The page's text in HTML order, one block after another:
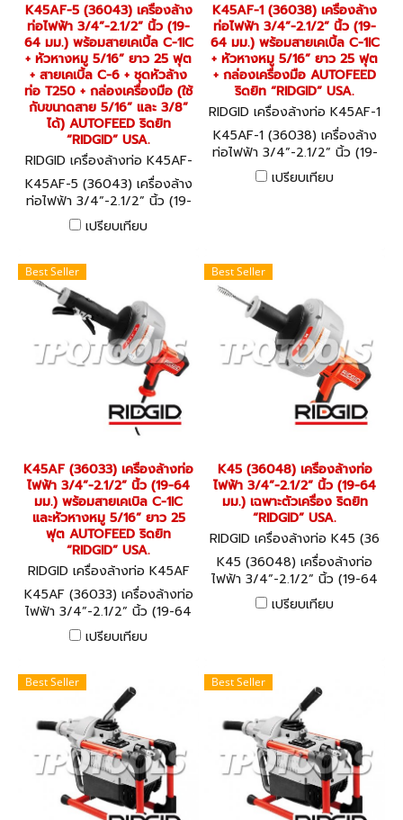
K45AF-5 (36043) เครื่องล้าง
ท่อไฟฟ้า 3/4”-2.1/2” นิ้ว (19-
64 มม.) พร้อมสายเคเบิ้ล C-1IC
+ หัวหางหมู 5/16” ยาว 25 ฟุต
+ สายเคเบิ้ล C-6 + ชุดหัวล้าง
ท่อ T250 + กล่องเครื่องมือ (ใช้
กับขนาดสาย 5/16” และ 3/8”
ได้) AUTOFEED ริดยิท
“RIDGID” USA.
RIDGID เครื่องล้างท่อ K45AF-
5 (36043)
K45AF-5 (36043) เครื่องล้าง
ท่อไฟฟ้า 3/4”-2.1/2” นิ้ว (19-
64 มม.) พร้อมสายเคเบิ้ล C-1IC
+ หัวหางหมู 5/16” ยาว 25 ฟุต
ท่อ T250 + กล่องเครื่องมือ (ใช้
กับขนาดสาย 5/16” และ 3/8”
ได้) AUTOFEED ริดยิท
“RIDGID” USA.
เปรียบเทียบ
K45AF-1 (36038) เครื่องล้าง
ท่อไฟฟ้า 3/4”-2.1/2” นิ้ว (19-
64 มม.) พร้อมสายเคเบิ้ล C-1IC
+ หัวหางหมู 5/16” ยาว 25 ฟุต
+ กล่องเครื่องมือ AUTOFEED
ริดยิท “RIDGID” USA.
RIDGID เครื่องล้างท่อ K45AF-1
(36038)
K45AF-1 (36038) เครื่องล้าง
ท่อไฟฟ้า 3/4”-2.1/2” นิ้ว (19-
64 มม.) พร้อมสายเคเบิ้ล C-1IC
+ หัวหางหมู 5/16” ยาว 25 ฟุต
เปรียบเทียบ
Best Seller
K45AF (36033) เครื่องล้างท่อ
ไฟฟ้า 3/4”-2.1/2” นิ้ว (19-64
มม.) พร้อมสายเคเบิล C-1IC
และหัวหางหมู 5/16” ยาว 25
ฟุต AUTOFEED ริดยิท
“RIDGID” USA.
RIDGID เครื่องล้างท่อ K45AF
(36033)
K45AF (36033) เครื่องล้างท่อ
ไฟฟ้า 3/4”-2.1/2” นิ้ว (19-64
มม.) พร้อมสายเคเบิล C-1IC
และหัวหางหมู 5/16” ยาว 25
“RIDGID” USA.
เปรียบเทียบ
Best Seller
K45 (36048) เครื่องล้างท่อ
ไฟฟ้า 3/4”-2.1/2” นิ้ว (19-64
มม.) เฉพาะตัวเครื่อง ริดยิท
“RIDGID” USA.
RIDGID เครื่องล้างท่อ K45 (36
048)
K45 (36048) เครื่องล้างท่อ
ไฟฟ้า 3/4”-2.1/2” นิ้ว (19-64
มม.) เฉพาะตัวเครื่อง ริดยิท
“RIDGID” USA.
เปรียบเทียบ
Best Seller Best Seller